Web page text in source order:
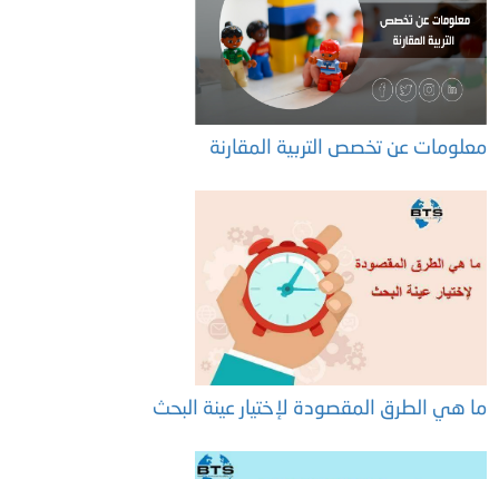
معلومات عن تخصص التربية المقارنة
ما هي الطرق المقصودة لإختيار عينة البحث